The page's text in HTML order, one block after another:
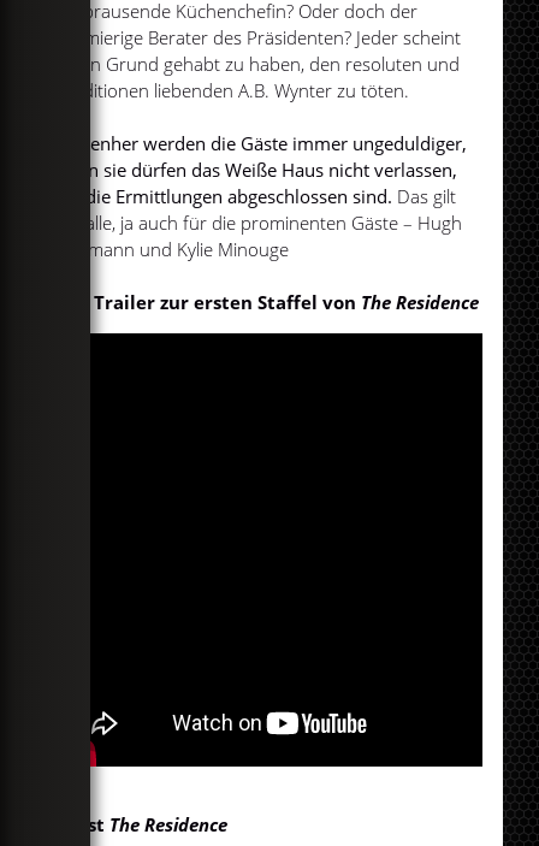
aufbrausende Küchenchefin? Oder doch der
schmierige Berater des Präsidenten? Jeder scheint
einen Grund gehabt zu haben, den resoluten und
Traditionen liebenden A.B. Wynter zu töten.
Nebenher werden die Gäste immer ungeduldiger,
denn sie dürfen das Weiße Haus nicht verlassen,
bis die Ermittlungen abgeschlossen sind. Das gilt
für alle, ja auch für die prominenten Gäste – Hugh
Jackmann und Kylie Minouge
Der Trailer zur ersten Staffel von The Residence
So ist The Residence